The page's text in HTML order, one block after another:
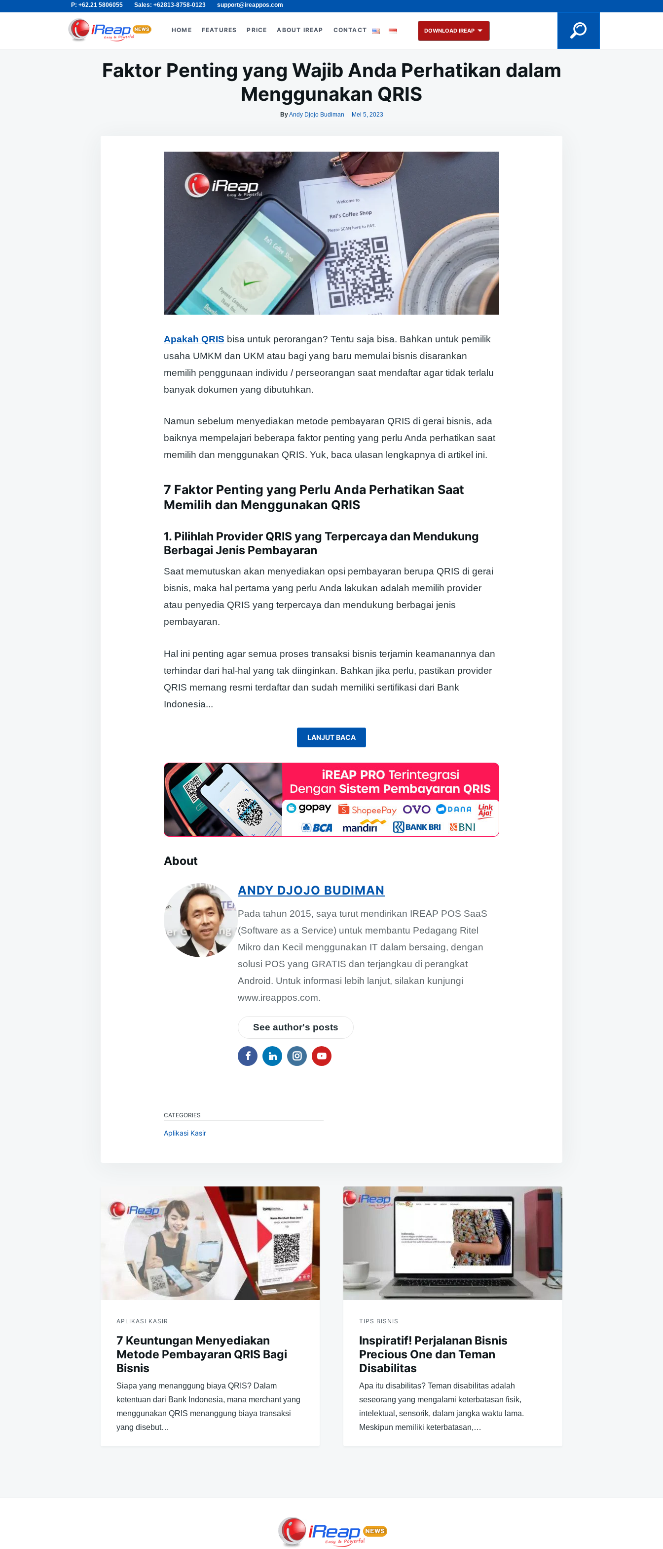
P: +62.21 5806055 Sales: +62813-8758-0123 support@ireappos.com
Search
HOME FEATURES PRICE ABOUT IREAP CONTACT DOWNLOAD IREAP
Faktor Penting yang Wajib Anda Perhatikan dalam
Menggunakan QRIS
ByAndy Djojo Budiman Mei 5, 2023
Apakah QRIS bisa untuk perorangan? Tentu saja bisa. Bahkan untuk pemilik
usaha UMKM dan UKM atau bagi yang baru memulai bisnis disarankan
memilih penggunaan individu / perseorangan saat mendaftar agar tidak terlalu
banyak dokumen yang dibutuhkan.
Namun sebelum menyediakan metode pembayaran QRIS di gerai bisnis, ada
baiknya mempelajari beberapa faktor penting yang perlu Anda perhatikan saat
memilih dan menggunakan QRIS. Yuk, baca ulasan lengkapnya di artikel ini.
7 Faktor Penting yang Perlu Anda Perhatikan Saat
Memilih dan Menggunakan QRIS
1. Pilihlah Provider QRIS yang Terpercaya dan Mendukung
Berbagai Jenis Pembayaran
Saat memutuskan akan menyediakan opsi pembayaran berupa QRIS di gerai
bisnis, maka hal pertama yang perlu Anda lakukan adalah memilih provider
atau penyedia QRIS yang terpercaya dan mendukung berbagai jenis
pembayaran.
Hal ini penting agar semua proses transaksi bisnis terjamin keamanannya dan
terhindar dari hal-hal yang tak diinginkan. Bahkan jika perlu, pastikan provider
QRIS memang resmi terdaftar dan sudah memiliki sertifikasi dari Bank
Indonesia...
LANJUT BACA
About
ANDY DJOJO BUDIMAN
Pada tahun 2015, saya turut mendirikan IREAP POS SaaS
(Software as a Service) untuk membantu Pedagang Ritel
Mikro dan Kecil menggunakan IT dalam bersaing, dengan
solusi POS yang GRATIS dan terjangkau di perangkat
Android. Untuk informasi lebih lanjut, silakan kunjungi
www.ireappos.com.
See author's posts
CATEGORIES
Aplikasi Kasir
pos
APLIKASI KASIR
7 Keuntungan Menyediakan
Metode Pembayaran QRIS Bagi
Bisnis
Siapa yang menanggung biaya QRIS? Dalam
ketentuan dari Bank Indonesia, mana merchant yang
menggunakan QRIS menanggung biaya transaksi
yang disebut…
TIPS BISNIS
Inspiratif! Perjalanan Bisnis
Precious One dan Teman
Disabilitas
Apa itu disabilitas? Teman disabilitas adalah
seseorang yang mengalami keterbatasan fisik,
intelektual, sensorik, dalam jangka waktu lama.
Meskipun memiliki keterbatasan,…